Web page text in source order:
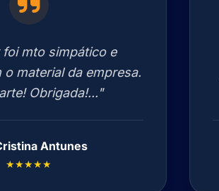
foi mto simpático e
material da empresa.
Obrigada!..."
Antunes
★★★★★